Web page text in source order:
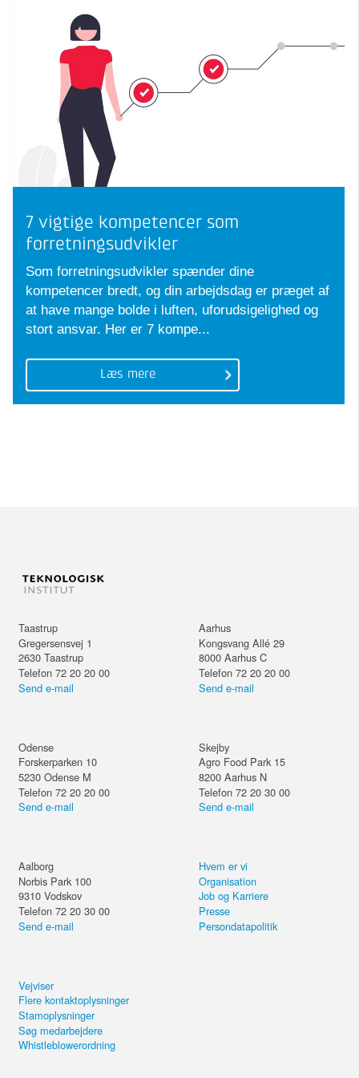
7 vigtige kompetencer som
forretningsudvikler
Som forretningsudvikler spænder dine
kompetencer bredt, og din arbejdsdag er præget af
at have mange bolde i luften, uforudsigelighed og
stort ansvar. Her er 7 kompe...
Læs mere
Taastrup
Gregersensvej 1
2630 Taastrup
Telefon 72 20 20 00
Send e-mail
Aarhus
Kongsvang Allé 29
8000 Aarhus C
Telefon 72 20 20 00
Send e-mail
Odense
Forskerparken 10
5230 Odense M
Telefon 72 20 20 00
Send e-mail
Skejby
Agro Food Park 15
8200 Aarhus N
Telefon 72 20 30 00
Send e-mail
Aalborg
Norbis Park 100
9310 Vodskov
Telefon 72 20 30 00
Send e-mail
Hvem er vi
Organisation
Job og Karriere
Presse
Persondatapolitik
Vejviser
Flere kontaktoplysninger
Stamoplysninger
Søg medarbejdere
Whistleblowerordning